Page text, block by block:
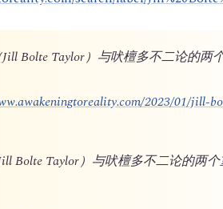
Jill Bolte Taylor）与吠檀多不二论的两
2023/01/jill-
Bolte Taylor）与吠檀多不二论的两